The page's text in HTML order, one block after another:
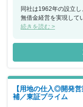
同社は1962年の設立し
無借金経営を実現して
グループの一員として
出資の会社となり、
の安定性も抜群です
も成長が見込める企業
確かなサポートを受け
で、安心して活躍する
続きを読む >
【用地の仕入◎開発
補／東証プライム